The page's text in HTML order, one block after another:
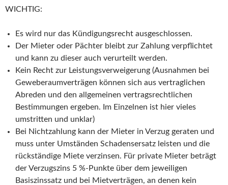
WICHTIG:
Es wird nur das Kündigungsrecht ausgeschlossen.
Der Mieter oder Pächter bleibt zur Zahlung verpflichtet
und kann zu dieser auch verurteilt werden.
Kein Recht zur Leistungsverweigerung (Ausnahmen bei
Geweberaumverträgen können sich aus vertraglichen
Abreden und den allgemeinen vertragsrechtlichen
Bestimmungen ergeben. Im Einzelnen ist hier vieles
umstritten und unklar)
Bei Nichtzahlung kann der Mieter in Verzug geraten und
muss unter Umständen Schadensersatz leisten und die
rückständige Miete verzinsen. Für private Mieter beträgt
der Verzugszins 5 %-Punkte über dem jeweiligen
Basiszinssatz und bei Mietverträgen, an denen kein